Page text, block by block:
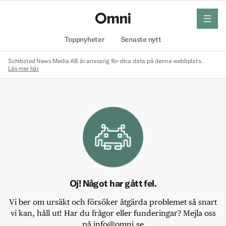
Toppnyheter Senaste nytt
meny
Schibsted News Media AB är ansvarig för dina data på denna webbplats.
Läs mer här
Oj! Något har gått fel.
Vi ber om ursäkt och försöker åtgärda problemet så snart
vi kan, håll ut! Har du frågor eller funderingar? Mejla oss